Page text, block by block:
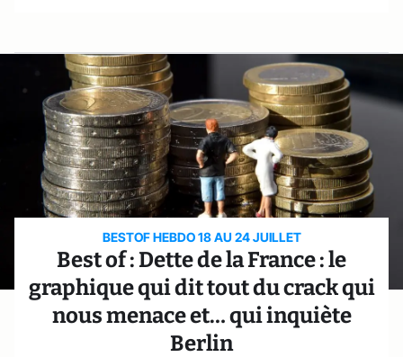
BESTOF HEBDO 18 AU 24 JUILLET
Best of : Dette de la France : le
graphique qui dit tout du crack qui
nous menace et… qui inquiète
Berlin